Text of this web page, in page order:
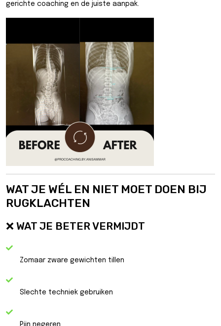
gerichte coaching en de juiste aanpak.
WAT JE WÉL EN NIET MOET DOEN BIJ
RUGKLACHTEN
❌ WAT JE BETER VERMIJDT
Zomaar zware gewichten tillen
Slechte techniek gebruiken
Pijn negeren